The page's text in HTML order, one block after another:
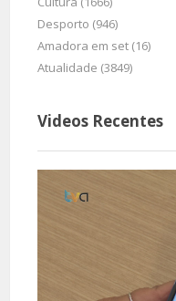
Desporto (946)
Amadora em set (16)
Atualidade (3849)
Videos Recentes